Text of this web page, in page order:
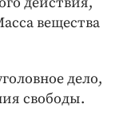
вещества
дело,
свободы.